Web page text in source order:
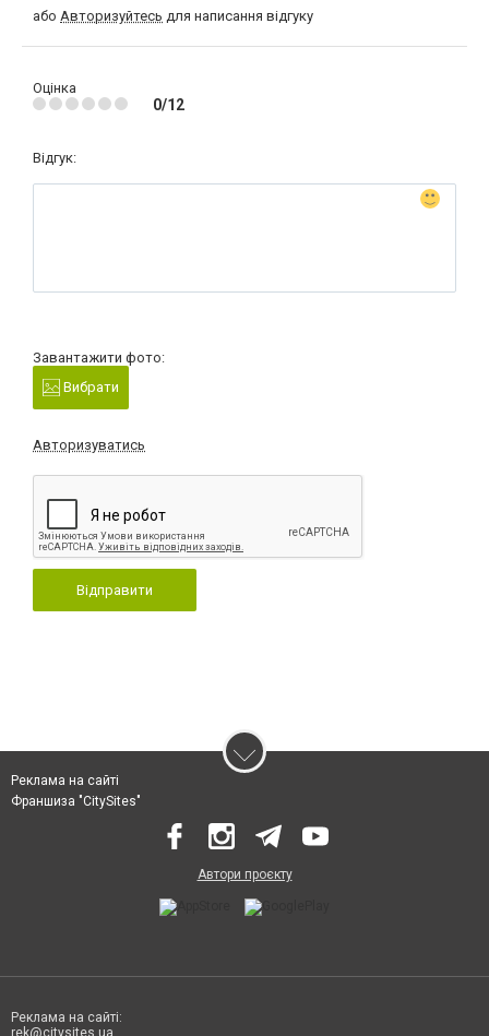
або Авторизуйтесь для написання відгуку
Оцінка
0/12
Відгук:
Завантажити фото:
Вибрати
Авторизуватись
Відправити
Реклама на сайті
Франшиза "CitySites"
Автори проєкту
Реклама на сайті: